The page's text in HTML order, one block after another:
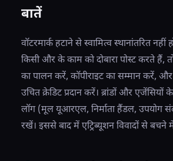
बातें
वॉटरमार्क हटाने से स्वामित्व स्थानांतरित
किसी और के काम को दोबारा पोस्ट करते हैं, तो
का पालन करें, कॉपीराइट का सम्मान करें,
उचित क्रेडिट प्रदान करें। ब्रांडों और
लॉग (मूल यूआरएल, निर्माता हैंडल, उपयोग
रखें। इससे बाद में एट्रिब्यूशन विवादों से बचने